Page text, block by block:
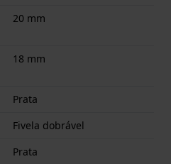
20 mm
18 mm
Prata
Fivela dobrável
Prata